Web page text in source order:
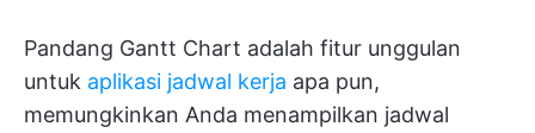
Pandang Gantt Chart adalah fitur unggulan
untuk aplikasi jadwal kerja apa pun,
memungkinkan Anda menampilkan jadwal